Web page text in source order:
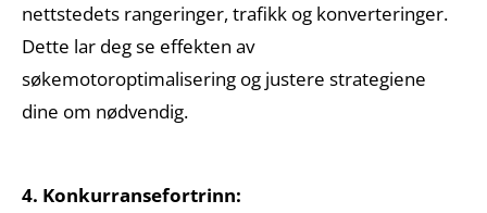
nettstedets rangeringer, trafikk og konverteringer.
Dette lar deg se effekten av
søkemotoroptimalisering og justere strategiene
dine om nødvendig.
4. Konkurransefortrinn: